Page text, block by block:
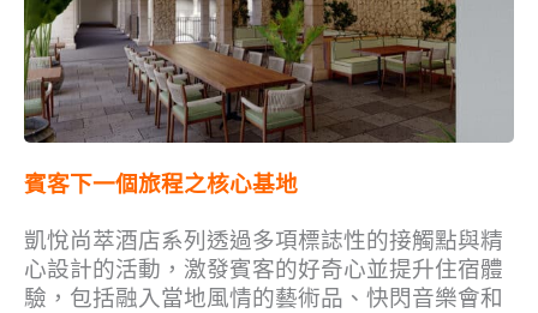
賓客下一個旅程之核心基地
凱悅尚萃酒店系列透過多項標誌性的接觸點與精
心設計的活動，激發賓客的好奇心並提升住宿體
驗，包括融入當地風情的藝術品、快閃音樂會和